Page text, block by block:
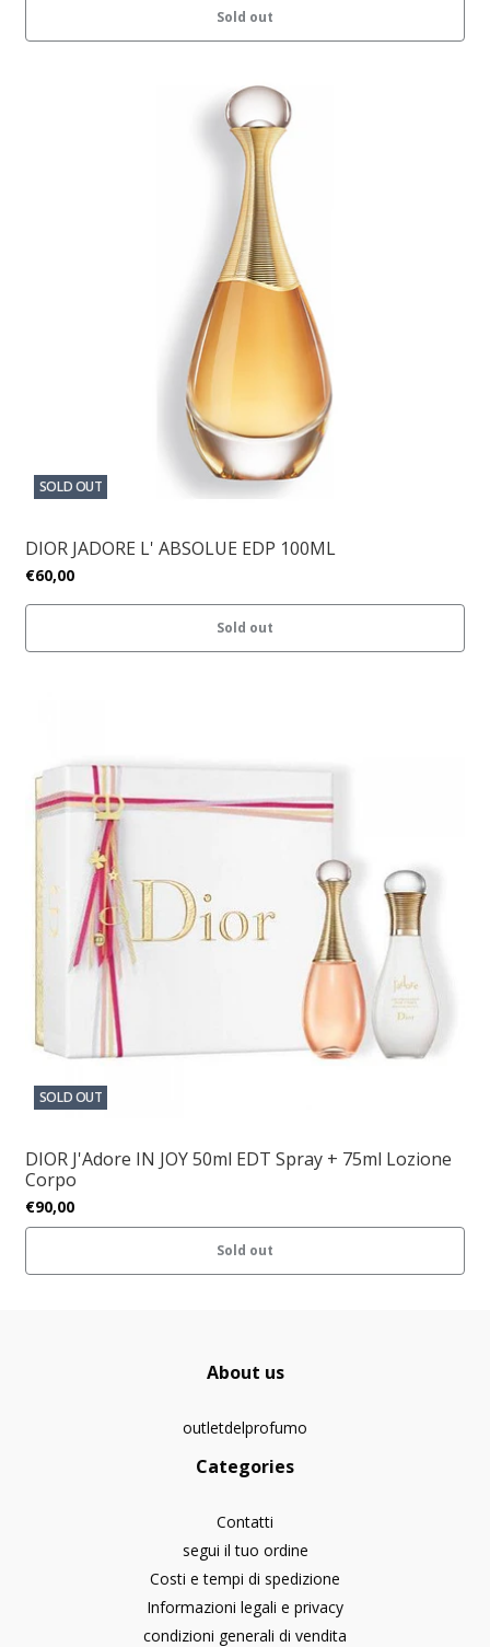
Sold out
SOLD OUT
DIOR JADORE L' ABSOLUE EDP 100ML
€60,00
Sold out
SOLD OUT
DIOR J'Adore IN JOY 50ml EDT Spray + 75ml Lozione
Corpo
€90,00
Sold out
About us
outletdelprofumo
Categories
Contatti
segui il tuo ordine
Costi e tempi di spedizione
Informazioni legali e privacy
condizioni generali di vendita